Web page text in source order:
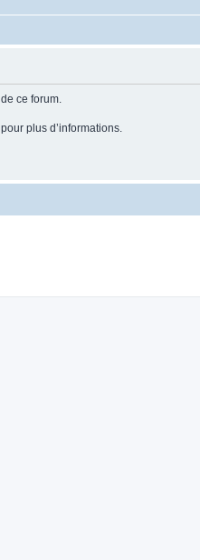
de ce forum.
pour plus d’informations.